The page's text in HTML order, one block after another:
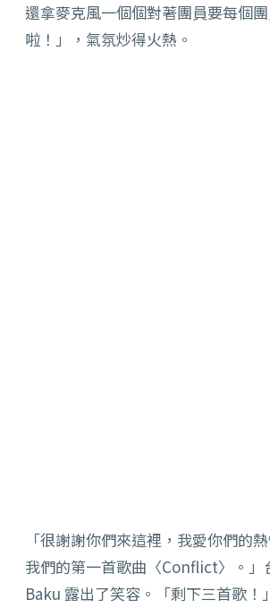
還拿麥克風一個個對著團員要每個
啦！」，氣氛炒得火熱。
「很謝謝你們來這裡，我愛你們的
我們的第一首歌曲〈Conflict〉。」
Baku 露出了笑容。「剩下三首歌！